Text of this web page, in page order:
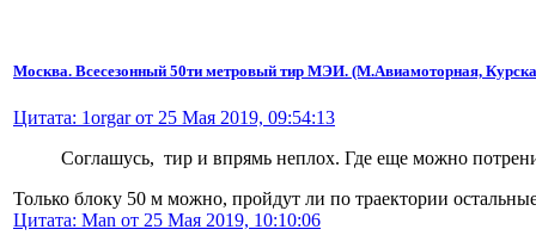
Москва. Всесезонный 50ти метровый тир МЭИ. (М.Авиамоторная,
Цитата: 1orgar от 25 Мая 2019, 09:54:13
Соглашусь, тир и впрямь неплох. Где еще можно
Только блоку 50 м можно, пройдут ли по траектории
Цитата: Man от 25 Мая 2019, 10:10:06